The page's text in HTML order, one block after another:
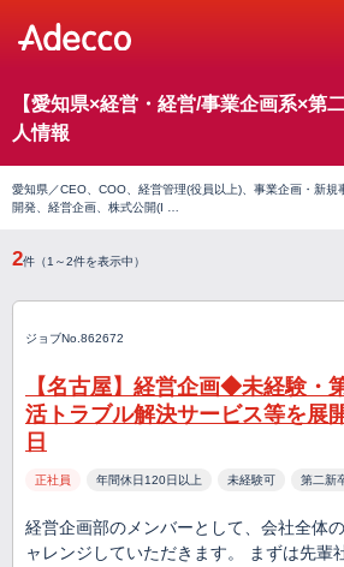
【愛知県×経営・経営/事業企画系×第
人情報
愛知県／CEO、COO、経営管理(役員以上)、事業企画・新規
開発、経営企画、株式公開(I …
2件（1～2件を表示中）
ジョブNo.862672
【名古屋】経営企画◆未経験・
活トラブル解決サービス等を展
日
正社員 年間休日120日以上 未経験可 第二新
経営企画部のメンバーとして、会社全体
ャレンジしていただきます。 まずは先輩